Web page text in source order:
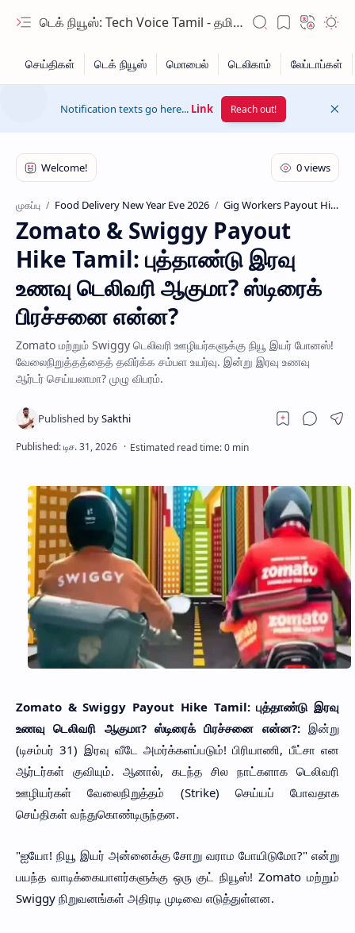
டெக் நியூஸ்: Tech Voice Tamil - தமிழ் டெக் & 2026 AI செய்திகள்.
Hidden Menu
Hidden Menu
Notification texts go here... Link Reach out!
முகப்பு Food Delivery New Year Eve 2026 Gig Workers Payout Hike
Zomato & Swiggy Payout
Hike Tamil: புத்தாண்டு இரவு
உணவு டெலிவரி ஆகுமா? ஸ்டிரைக்
பிரச்சனை என்ன?
Zomato மற்றும் Swiggy டெலிவரி ஊழியர்களுக்கு நியூ இயர் போனஸ்!
வேலைநிறுத்தத்தைத் தவிர்க்க சம்பள உயர்வு. இன்று இரவு உணவு
ஆர்டர் செய்யலாமா? முழு விபரம்.
Zomato & Swiggy Payout Hike Tamil: புத்தாண்டு இரவு
உணவு டெலிவரி ஆகுமா? ஸ்டிரைக் பிரச்சனை என்ன?:இன்று
(டிசம்பர் 31) இரவு வீடே அமர்க்களப்படும்! பிரியாணி, பீட்சா என
ஆர்டர்கள் குவியும். ஆனால், கடந்த சில நாட்களாக டெலிவரி
ஊழியர்கள் வேலைநிறுத்தம் (Strike) செய்யப் போவதாக
செய்திகள் வந்துகொண்டிருந்தன.
"ஐயோ! நியூ இயர் அன்னைக்கு சோறு வராம போயிடுமோ?" என்று
பயந்த வாடிக்கையாளர்களுக்கு ஒரு குட் நியூஸ்! Zomato மற்றும்
Swiggy நிறுவனங்கள் அதிரடி முடிவை எடுத்துள்ளன.